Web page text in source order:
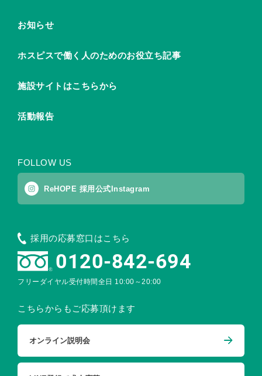
お知らせ
ホスピスで働く人のためのお役立ち記事
施設サイトはこちらから
活動報告
FOLLOW US
ReHOPE 採用公式Instagram
採用の応募窓口はこちら
0120-842-694
フリーダイヤル受付時間全日 10:00～20:00
こちらからもご応募頂けます
オンライン説明会